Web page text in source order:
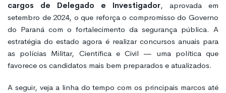
cargos de Delegado e Investigador, aprovada em
setembro de 2024, o que reforça o compromisso do Governo
do Paraná com o fortalecimento da segurança pública. A
estratégia do estado agora é realizar concursos anuais para
as polícias Militar, Científica e Civil — uma política que
favorece os candidatos mais bem preparados e atualizados.
A seguir, veja a linha do tempo com os principais marcos até